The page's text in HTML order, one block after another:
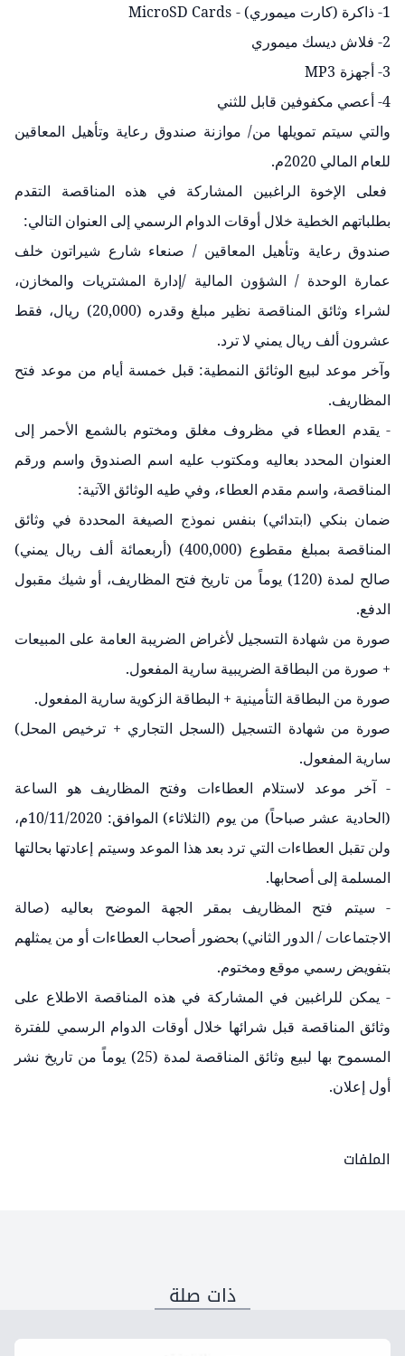
1- ذاكرة (كارت ميموري) -
MicroSD Cards
2- فلاش ديسك ميموري
3- أجهزة
MP3
4- أعصي مكفوفين قابل للثني
والتي سيتم تمويلها من/ موازنة صندوق رعاية وتأهيل المعاقين
للعام المالي 2020م.
فعلى الإخوة الراغبين المشاركة في هذه المناقصة التقدم
بطلباتهم الخطية خلال أوقات الدوام الرسمي إلى العنوان التالي:
صندوق رعاية وتأهيل المعاقين / صنعاء شارع شيراتون خلف
عمارة الوحدة / الشؤون المالية /إدارة المشتريات والمخازن،
لشراء وثائق المناقصة نظير مبلغ وقدره (20,000) ريال، فقط
عشرون ألف ريال يمني لا ترد.
وآخر موعد لبيع الوثائق النمطية: قبل خمسة أيام من موعد فتح
المظاريف.
- يقدم العطاء في مظروف مغلق ومختوم بالشمع الأحمر إلى
العنوان المحدد بعاليه ومكتوب عليه اسم الصندوق واسم ورقم
المناقصة، واسم مقدم العطاء، وفي طيه الوثائق الآتية:
ضمان بنكي (ابتدائي) بنفس نموذج الصيغة المحددة في وثائق
المناقصة بمبلغ مقطوع (400,000) (أربعمائة ألف ريال يمني)
صالح لمدة (120) يوماً من تاريخ فتح المظاريف، أو شيك مقبول
الدفع.
صورة من شهادة التسجيل لأغراض الضريبة العامة على المبيعات
+ صورة من البطاقة الضريبية سارية المفعول.
صورة من البطاقة التأمينية + البطاقة الزكوية سارية المفعول.
صورة من شهادة التسجيل (السجل التجاري + ترخيص المحل)
سارية المفعول.
- آخر موعد لاستلام العطاءات وفتح المظاريف هو الساعة
(الحادية عشر صباحاً) من يوم (الثلاثاء) الموافق: 10/11/2020م،
ولن تقبل العطاءات التي ترد بعد هذا الموعد وسيتم إعادتها بحالتها
المسلمة إلى أصحابها.
- سيتم فتح المظاريف بمقر الجهة الموضح بعاليه (صالة
الاجتماعات / الدور الثاني) بحضور أصحاب العطاءات أو من يمثلهم
بتفويض رسمي موقع ومختوم.
- يمكن للراغبين في المشاركة في هذه المناقصة الاطلاع على
وثائق المناقصة قبل شرائها خلال أوقات الدوام الرسمي للفترة
المسموح بها لبيع وثائق المناقصة لمدة (25) يوماً من تاريخ نشر
أول إعلان.
الملفات
ذات صلة